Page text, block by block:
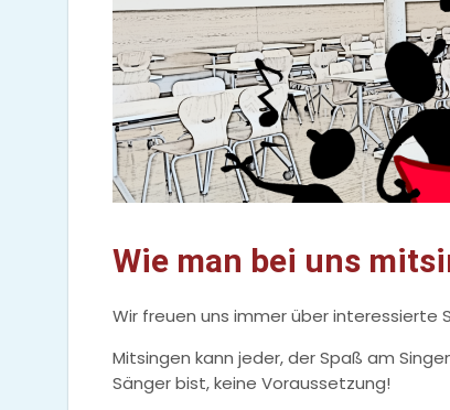
Wie man bei uns
Wir freuen uns immer über interessierte
Mitsingen kann jeder, der Spaß am
Sänger bist, keine Voraussetzung!